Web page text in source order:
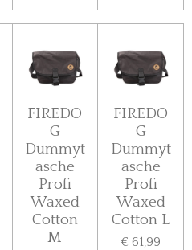
FIREDO
G
Dummyt
asche
Profi
Waxed
Cotton
M
FIREDO
G
Dummyt
asche
Profi
Waxed
Cotton L
€ 61,99